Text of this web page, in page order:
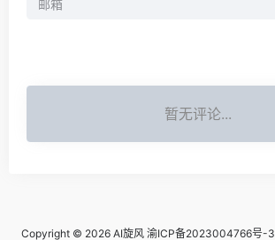
暂无评论...
Copyright © 2026 AI旋风 渝ICP备2023004766号-3